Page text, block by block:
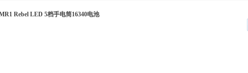
Rebel LED 5档手电筒16340电池